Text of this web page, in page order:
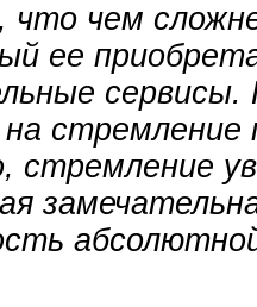
что чем
ее
стремление
стремление